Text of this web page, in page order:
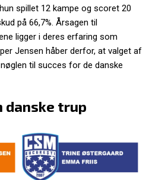
spillet 12 kampe og scoret 20
på 66,7%. Årsagen til
ligger i deres erfaring som
Jensen håber derfor, at valget af
til succes for de danske
danske trup